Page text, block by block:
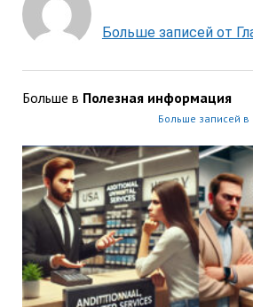
Больше записей от
Больше в Полезная информация
Больше записей